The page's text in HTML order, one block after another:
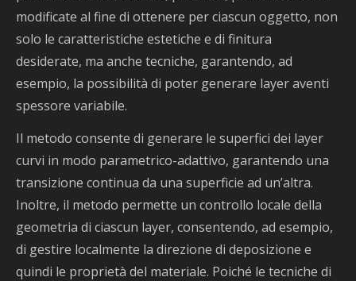
modificate al fine di ottenere per ciascun oggetto, non
solo le caratteristiche estetiche e di finitura
desiderate, ma anche tecniche, garantendo, ad
esempio, la possibilità di poter generare layer aventi
spessore variabile.
Il metodo consente di generare le superfici dei layer
curvi in modo parametrico-adattivo, garantendo una
transizione continua da una superficie ad un’altra.
Inoltre, il metodo permette un controllo locale della
geometria di ciascun layer, consentendo, ad esempio,
di gestire localmente la direzione di deposizione e
quindi le proprietà del materiale. Poiché le tecniche di